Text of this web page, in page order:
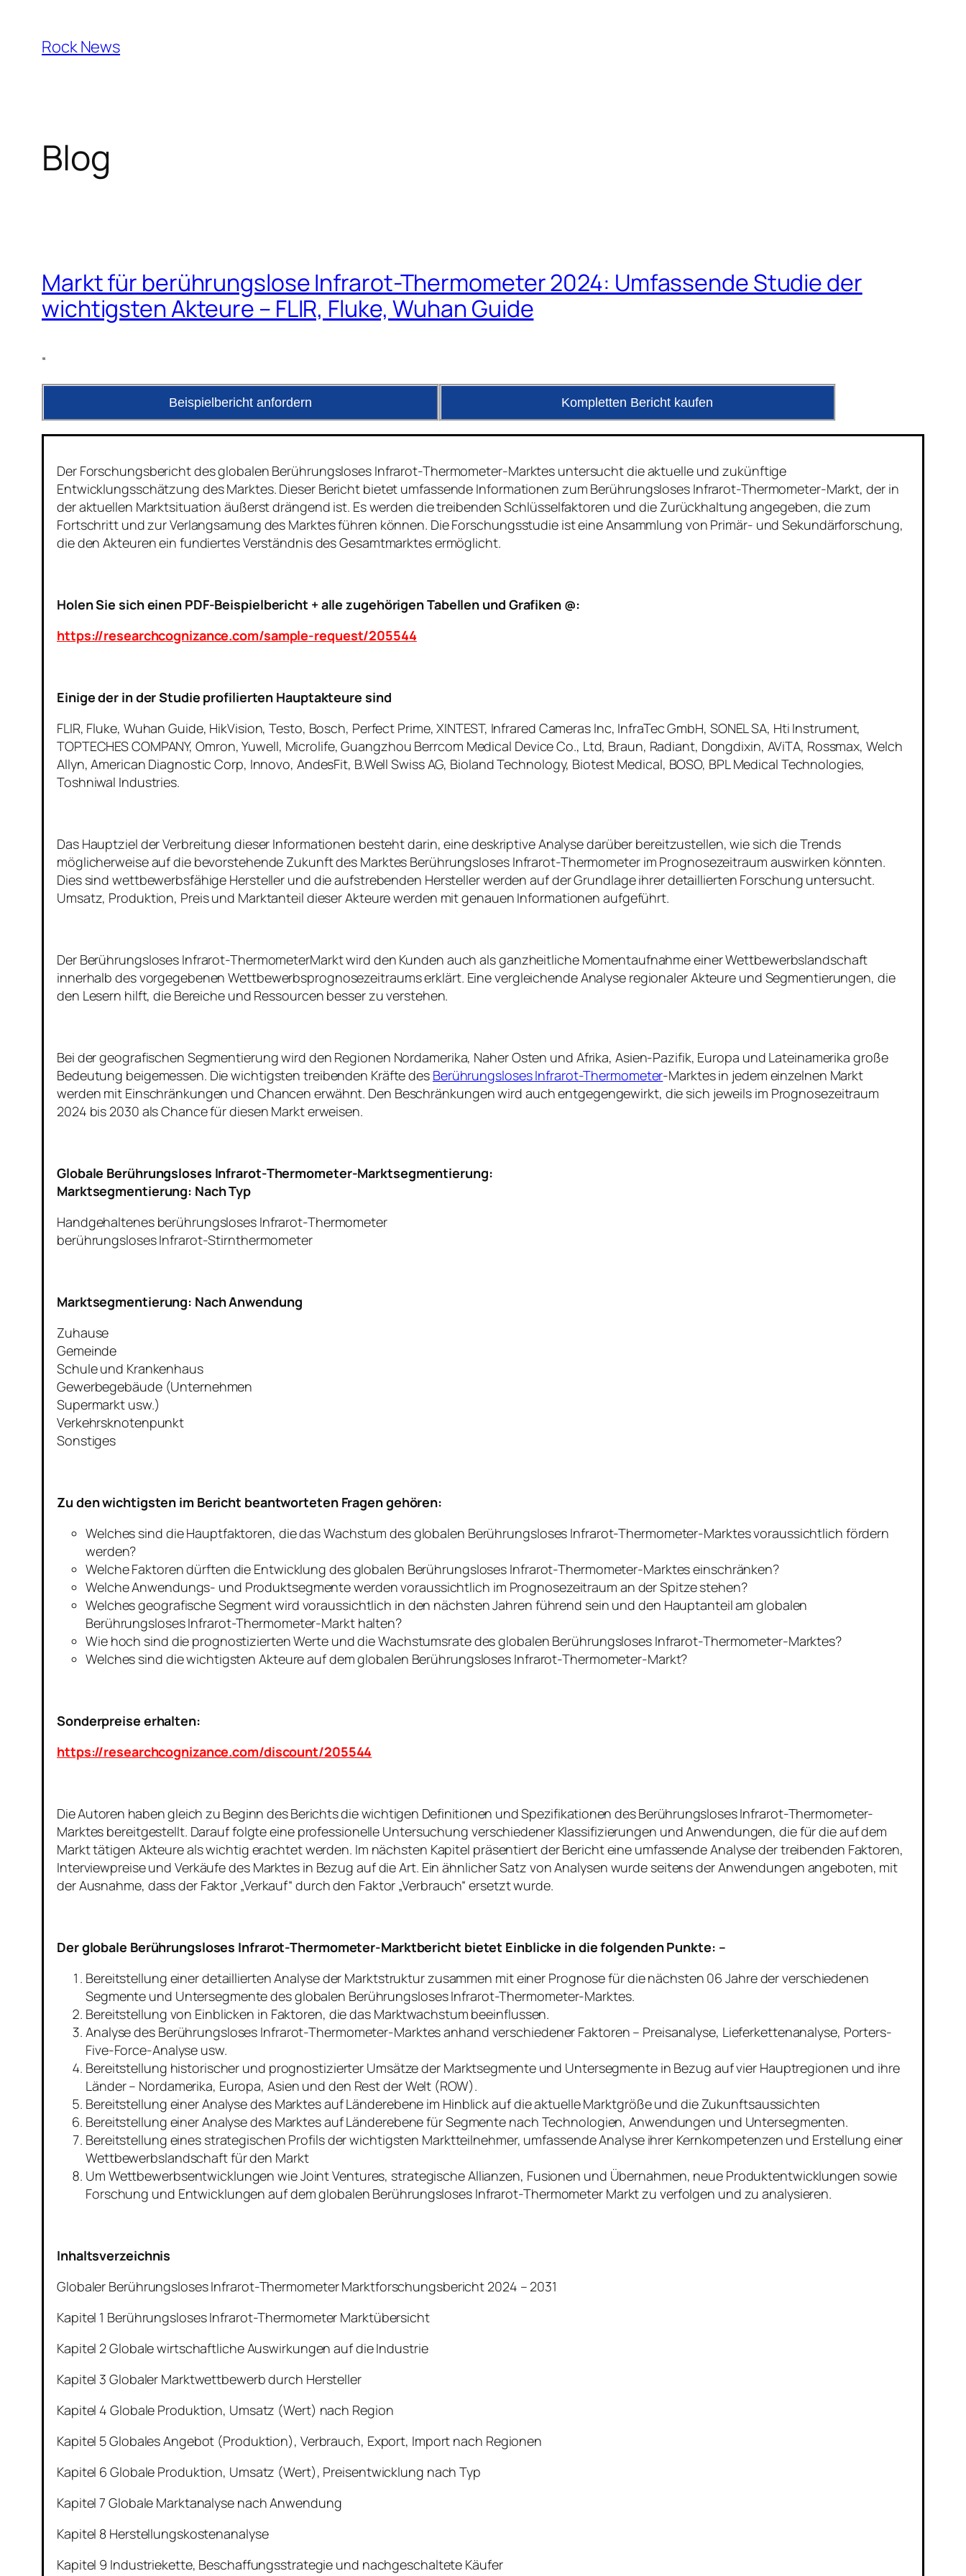
content
Rock News
Blog
Markt für berührungslose Infrarot-Thermometer 2024: Umfassende Studie der
wichtigsten Akteure – FLIR, Fluke, Wuhan Guide
“
Beispielbericht anfordern Kompletten Bericht kaufen
Der Forschungsbericht des globalen Berührungsloses Infrarot-Thermometer-Marktes untersucht die aktuelle und zukünftige
Entwicklungsschätzung des Marktes. Dieser Bericht bietet umfassende Informationen zum Berührungsloses Infrarot-Thermometer-Markt, der in
der aktuellen Marktsituation äußerst drängend ist. Es werden die treibenden Schlüsselfaktoren und die Zurückhaltung angegeben, die zum
Fortschritt und zur Verlangsamung des Marktes führen können. Die Forschungsstudie ist eine Ansammlung von Primär- und Sekundärforschung,
die den Akteuren ein fundiertes Verständnis des Gesamtmarktes ermöglicht.
Holen Sie sich einen PDF-Beispielbericht + alle zugehörigen Tabellen und Grafiken @:
https://researchcognizance.com/sample-request/205544
Einige der in der Studie profilierten Hauptakteure sind
FLIR, Fluke, Wuhan Guide, HikVision, Testo, Bosch, Perfect Prime, XINTEST, Infrared Cameras Inc, InfraTec GmbH, SONEL SA, Hti Instrument,
TOPTECHES COMPANY, Omron, Yuwell, Microlife, Guangzhou Berrcom Medical Device Co., Ltd, Braun, Radiant, Dongdixin, AViTA, Rossmax, Welch
Allyn, American Diagnostic Corp, Innovo, AndesFit, B.Well Swiss AG, Bioland Technology, Biotest Medical, BOSO, BPL Medical Technologies,
Toshniwal Industries.
Das Hauptziel der Verbreitung dieser Informationen besteht darin, eine deskriptive Analyse darüber bereitzustellen, wie sich die Trends
möglicherweise auf die bevorstehende Zukunft des Marktes Berührungsloses Infrarot-Thermometer im Prognosezeitraum auswirken könnten.
Dies sind wettbewerbsfähige Hersteller und die aufstrebenden Hersteller werden auf der Grundlage ihrer detaillierten Forschung untersucht.
Umsatz, Produktion, Preis und Marktanteil dieser Akteure werden mit genauen Informationen aufgeführt.
Der Berührungsloses Infrarot-ThermometerMarkt wird den Kunden auch als ganzheitliche Momentaufnahme einer Wettbewerbslandschaft
innerhalb des vorgegebenen Wettbewerbsprognosezeitraums erklärt. Eine vergleichende Analyse regionaler Akteure und Segmentierungen, die
den Lesern hilft, die Bereiche und Ressourcen besser zu verstehen.
Bei der geografischen Segmentierung wird den Regionen Nordamerika, Naher Osten und Afrika, Asien-Pazifik, Europa und Lateinamerika große
Bedeutung beigemessen. Die wichtigsten treibenden Kräfte des Berührungsloses Infrarot-Thermometer-Marktes in jedem einzelnen Markt
werden mit Einschränkungen und Chancen erwähnt. Den Beschränkungen wird auch entgegengewirkt, die sich jeweils im Prognosezeitraum
2024 bis 2030 als Chance für diesen Markt erweisen.
Globale Berührungsloses Infrarot-Thermometer-Marktsegmentierung:
Marktsegmentierung: Nach Typ
Handgehaltenes berührungsloses Infrarot-Thermometer
berührungsloses Infrarot-Stirnthermometer
Marktsegmentierung: Nach Anwendung
Zuhause
Gemeinde
Schule und Krankenhaus
Gewerbegebäude (Unternehmen
Supermarkt usw.)
Verkehrsknotenpunkt
Sonstiges
Zu den wichtigsten im Bericht beantworteten Fragen gehören:
Welches sind die Hauptfaktoren, die das Wachstum des globalen Berührungsloses Infrarot-Thermometer-Marktes voraussichtlich fördern
werden?
Welche Faktoren dürften die Entwicklung des globalen Berührungsloses Infrarot-Thermometer-Marktes einschränken?
Welche Anwendungs- und Produktsegmente werden voraussichtlich im Prognosezeitraum an der Spitze stehen?
Welches geografische Segment wird voraussichtlich in den nächsten Jahren führend sein und den Hauptanteil am globalen
Berührungsloses Infrarot-Thermometer-Markt halten?
Wie hoch sind die prognostizierten Werte und die Wachstumsrate des globalen Berührungsloses Infrarot-Thermometer-Marktes?
Welches sind die wichtigsten Akteure auf dem globalen Berührungsloses Infrarot-Thermometer-Markt?
Sonderpreise erhalten:
https://researchcognizance.com/discount/205544
Die Autoren haben gleich zu Beginn des Berichts die wichtigen Definitionen und Spezifikationen des Berührungsloses Infrarot-Thermometer-
Marktes bereitgestellt. Darauf folgte eine professionelle Untersuchung verschiedener Klassifizierungen und Anwendungen, die für die auf dem
Markt tätigen Akteure als wichtig erachtet werden. Im nächsten Kapitel präsentiert der Bericht eine umfassende Analyse der treibenden Faktoren,
Interviewpreise und Verkäufe des Marktes in Bezug auf die Art. Ein ähnlicher Satz von Analysen wurde seitens der Anwendungen angeboten, mit
der Ausnahme, dass der Faktor „Verkauf“ durch den Faktor „Verbrauch“ ersetzt wurde.
Der globale Berührungsloses Infrarot-Thermometer-Marktbericht bietet Einblicke in die folgenden Punkte: –
Bereitstellung einer detaillierten Analyse der Marktstruktur zusammen mit einer Prognose für die nächsten 06 Jahre der verschiedenen
Segmente und Untersegmente des globalen Berührungsloses Infrarot-Thermometer-Marktes.
Bereitstellung von Einblicken in Faktoren, die das Marktwachstum beeinflussen.
Analyse des Berührungsloses Infrarot-Thermometer-Marktes anhand verschiedener Faktoren – Preisanalyse, Lieferkettenanalyse, Porters-
Five-Force-Analyse usw.
Bereitstellung historischer und prognostizierter Umsätze der Marktsegmente und Untersegmente in Bezug auf vier Hauptregionen und ihre
Länder – Nordamerika, Europa, Asien und den Rest der Welt (ROW).
Bereitstellung einer Analyse des Marktes auf Länderebene im Hinblick auf die aktuelle Marktgröße und die Zukunftsaussichten
Bereitstellung einer Analyse des Marktes auf Länderebene für Segmente nach Technologien, Anwendungen und Untersegmenten.
Bereitstellung eines strategischen Profils der wichtigsten Marktteilnehmer, umfassende Analyse ihrer Kernkompetenzen und Erstellung einer
Wettbewerbslandschaft für den Markt
Um Wettbewerbsentwicklungen wie Joint Ventures, strategische Allianzen, Fusionen und Übernahmen, neue Produktentwicklungen sowie
Forschung und Entwicklungen auf dem globalen Berührungsloses Infrarot-Thermometer Markt zu verfolgen und zu analysieren.
Inhaltsverzeichnis
Globaler Berührungsloses Infrarot-Thermometer Marktforschungsbericht 2024 – 2031
Kapitel 1 Berührungsloses Infrarot-Thermometer Marktübersicht
Kapitel 2 Globale wirtschaftliche Auswirkungen auf die Industrie
Kapitel 3 Globaler Marktwettbewerb durch Hersteller
Kapitel 4 Globale Produktion, Umsatz (Wert) nach Region
Kapitel 5 Globales Angebot (Produktion), Verbrauch, Export, Import nach Regionen
Kapitel 6 Globale Produktion, Umsatz (Wert), Preisentwicklung nach Typ
Kapitel 7 Globale Marktanalyse nach Anwendung
Kapitel 8 Herstellungskostenanalyse
Kapitel 9 Industriekette, Beschaffungsstrategie und nachgeschaltete Käufer